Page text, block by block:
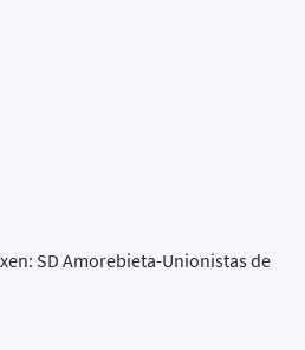
SD Amorebieta-Unionistas de